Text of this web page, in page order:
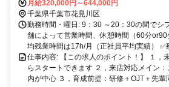
月給320,000円～644,000円
千葉県千葉市花見川区
勤務時間・曜日: 9：30 ～20：30の間で
舗によって営業時間、休憩時間（60分
均残業時間は17h/月（正社員平均実績） ✅
仕事内容: 【この求人のポイント！】 １，
らスタートできます ２，来店対応メイン
内が中心 ３，育成前提：研修＋OJT＋先